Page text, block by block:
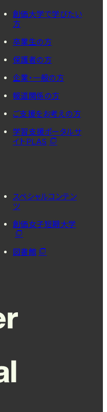
創価大学で学びたい
方
卒業生の方
保護者の方
企業・一般の方
報道関係の方
ご支援をお考えの方
学習支援ポータルサ
イトPLAS
スペシャルコンテン
ツ
創価女子短期大学
図書館